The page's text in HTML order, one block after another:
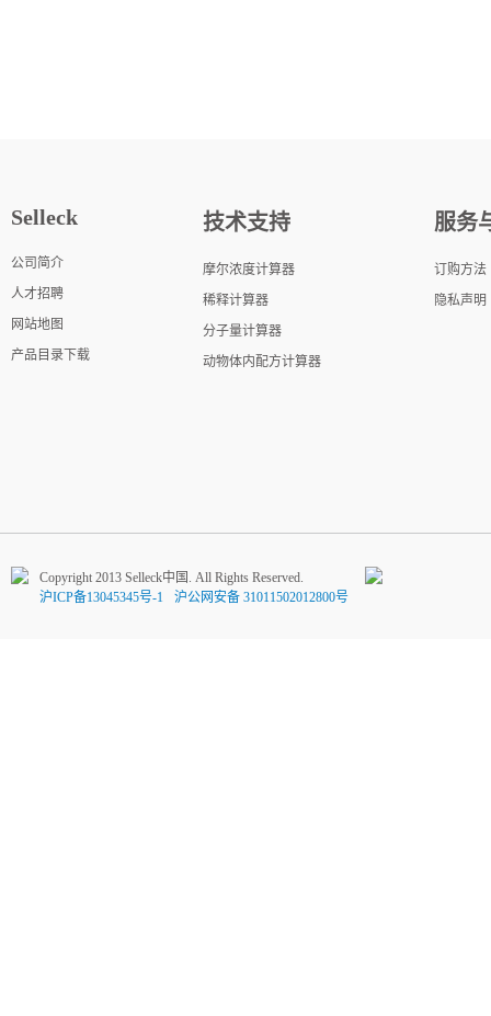
Selleck
公司简介
人才招聘
网站地图
产品目录下载
技术支持
摩尔浓度计算器
稀释计算器
分子量计算器
动物体内配方计算器
服务
订购方法
隐私声明
Copyright 2013 Selleck中国. All Rights Reserved.
沪ICP备13045345号-1
沪公网安备 31011502012800号